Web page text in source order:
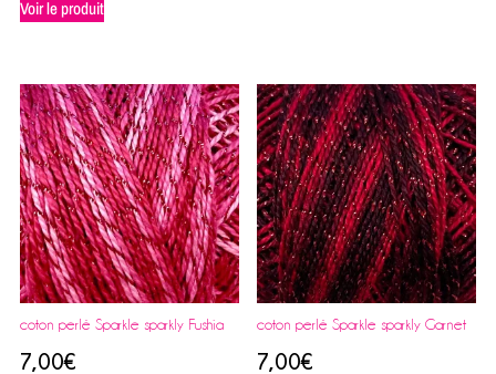
Voir le produit
coton perlé Sparkle sparkly Fushia
7,00€
coton perlé Sparkle sparkly Garnet
7,00€